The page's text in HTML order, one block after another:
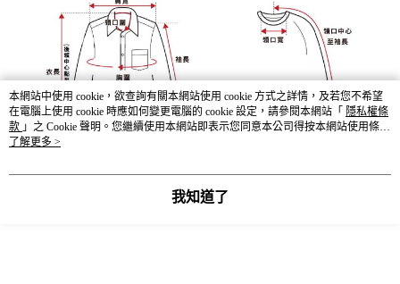
本網站中使用 cookie，欲查詢有關本網站使用 cookie 方式之詳情，及若您不希望
在電腦上使用 cookie 時應如何變更電腦的 cookie 設定，請參閱本網站「 隱私權條
款 」之 Cookie 聲明。您繼續使用本網站即表示您同意本公司得按本網站使用條款
之 Cookie 聲明使用 cookie。
了解更多 >
我知道了